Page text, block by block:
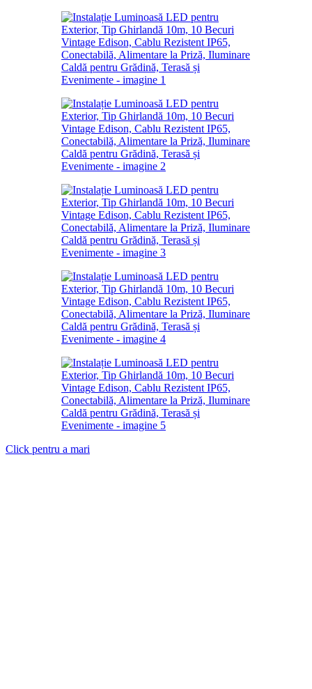
Click pentru a mari